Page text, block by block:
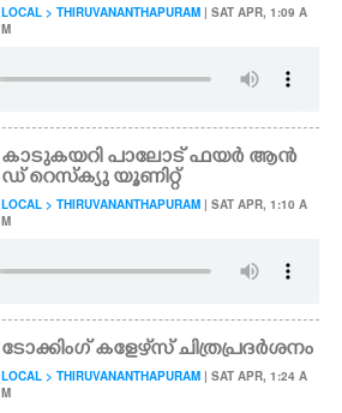
LOCAL > THIRUVANANTHAPURAM | SAT APR, 1:09 A
M
കാടുകയറി പാലോട് ഫയർ ആൻ
ഡ് റെസ്ക്യു യൂണിറ്റ്
LOCAL > THIRUVANANTHAPURAM | SAT APR, 1:10 A
M
ടോക്കിംഗ് കളേഴ്‌സ് ചിത്രപ്രദർശനം
LOCAL > THIRUVANANTHAPURAM | SAT APR, 1:24 A
M